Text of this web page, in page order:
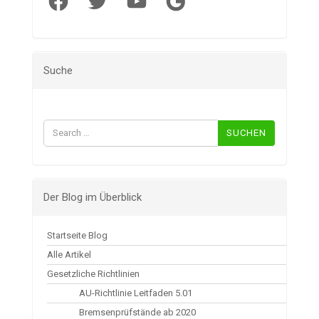
Suche
Suchen
nach:
Der Blog im Überblick
Startseite Blog
Alle Artikel
Gesetzliche Richtlinien
AU-Richtlinie Leitfaden 5.01
Bremsenprüfstände ab 2020